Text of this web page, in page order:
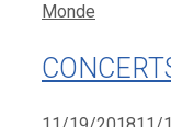
Monde